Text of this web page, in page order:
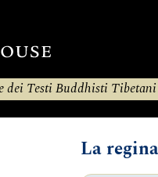
dei Testi Buddhisti Tibetani
La